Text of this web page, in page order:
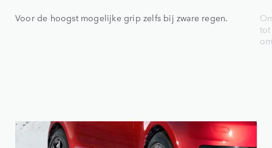
Voor de hoogst mogelijke grip zelfs bij zware regen.
tot